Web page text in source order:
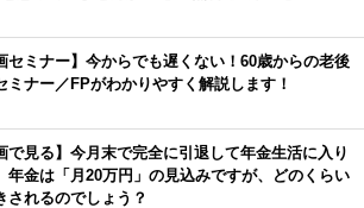
セミナー】今からでも遅くない！60歳からの老後
ミナー／FPがわかりやすく解説します！
で見る】今月末で完全に引退して年金生活に入り
年金は「月20万円」の見込みですが、どのくらい
されるのでしょう？